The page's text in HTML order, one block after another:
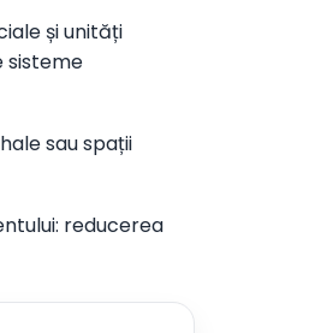
și unități
sisteme
sau spații
reducerea